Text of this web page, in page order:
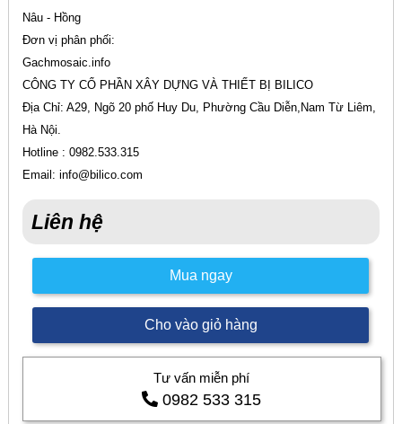
Nâu - Hồng
Đơn vị phân phối:
Gachmosaic.info
CÔNG TY CỔ PHẦN XÂY DỰNG VÀ THIẾT BỊ BILICO
Địa Chỉ: A29, Ngõ 20 phố Huy Du, Phường Cầu Diễn,Nam Từ Liêm,
Hà Nội.
Hotline : 0982.533.315
Email: info@bilico.com
Liên hệ
Mua ngay
Cho vào giỏ hàng
Tư vấn miễn phí
0982 533 315